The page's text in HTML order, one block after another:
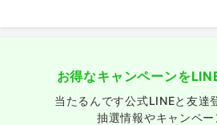
お得なキャンペーンを
当たるんです公式LINEと友達
抽選情報やキャンペー